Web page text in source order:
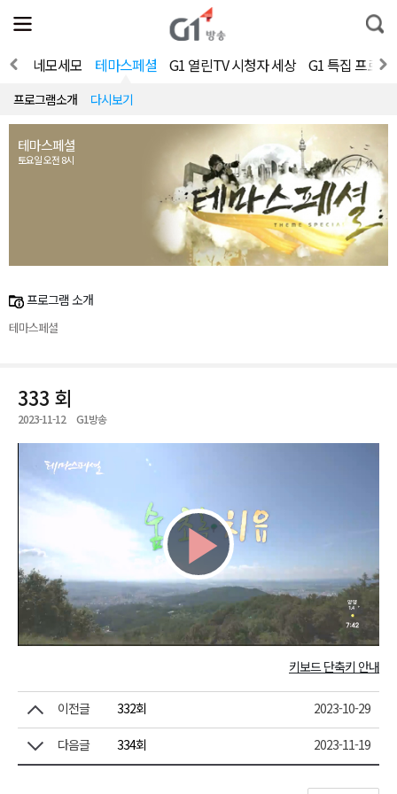
전
체
뉴
열
통
합
색
쇼 네모세모 테마스페셜 G1 열린TV 시청자 세상 G1 특집 프로그
프로그램소개 다시보기
테마스페셜
토요일 오전 8시
프로그램 소개
테마스페셜
333 회
2023-11-12 G1방송
Play
Video키보드 단축키 안내
이전글 332회 2023-10-29
다음글 334회 2023-11-19